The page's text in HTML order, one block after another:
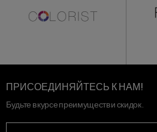
ПРИСОЕДИНЯЙТЕСЬ К НАМ!
Будьте в курсе преимуществ и скидок.